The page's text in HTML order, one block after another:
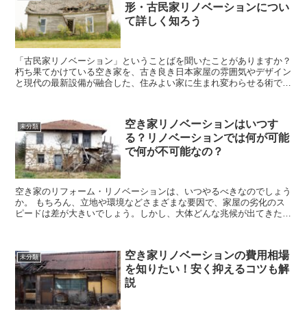
形・古民家リノベーションについ
て詳しく知ろう
「古民家リノベーション」ということばを聞いたことがありますか？
朽ち果てかけている空き家を、古き良き日本家屋の雰囲気やデザイン
と現代の最新設備が融合した、住みよい家に生まれ変わらせる術で
未分類
空き家リノベーションはいつす
る？リノベーションでは何が可能
で何が不可能なの？
空き家のリフォーム・リノベーションは、いつやるべきなのでしょう
か。 もちろん、立地や環境などさまざまな要因で、家屋の劣化のス
ピードは差が大きいでしょう。しかし、大体どんな兆候が出てきたら
未分類
空き家リノベーションの費用相場
を知りたい！安く抑えるコツも解
説